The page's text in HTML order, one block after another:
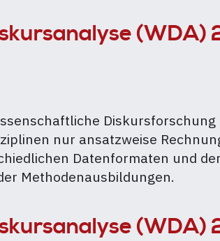
(WDA)
Diskursforschung
nur ansatzweise
Datenformaten und
Methodenausbildungen.
(WDA)